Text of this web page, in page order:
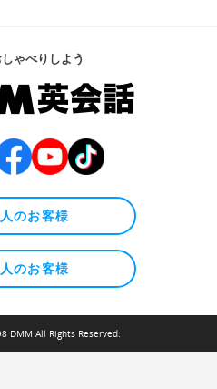
ゃべりしよう
のお客様
のお客様
DMM All Rights Reserved.